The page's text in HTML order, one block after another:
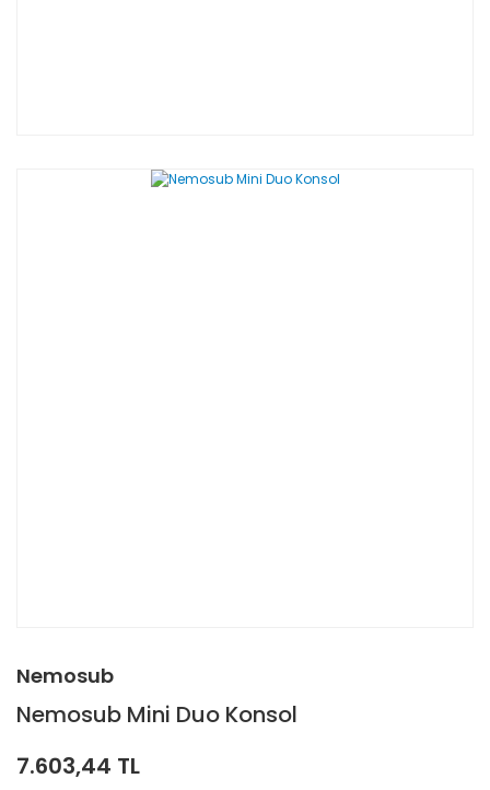
Nemosub
Nemosub Mini Duo Konsol
7.603,44 TL